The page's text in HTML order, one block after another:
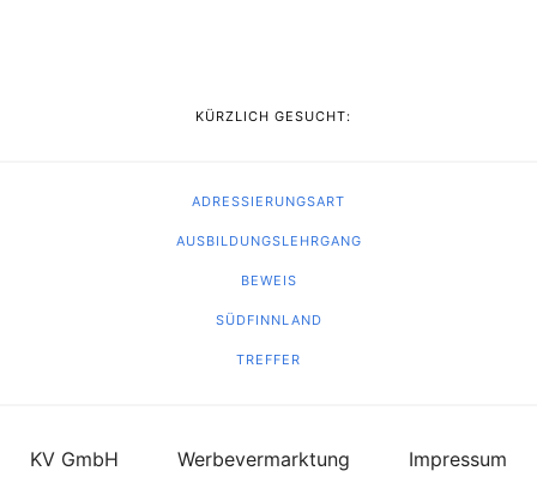
KÜRZLICH GESUCHT:
ADRESSIERUNGSART
AUSBILDUNGSLEHRGANG
BEWEIS
SÜDFINNLAND
TREFFER
KV GmbH Werbevermarktung Impressum